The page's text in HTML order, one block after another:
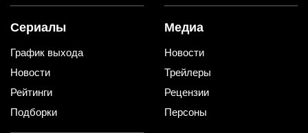
Сериалы
График выхода
Новости
Рейтинги
Подборки
Медиа
Новости
Трейлеры
Рецензии
Персоны